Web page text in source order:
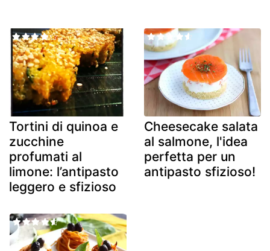
Tortini di quinoa e
zucchine
profumati al
limone: l’antipasto
leggero e sfizioso
Cheesecake salata
al salmone, l'idea
perfetta per un
antipasto sfizioso!